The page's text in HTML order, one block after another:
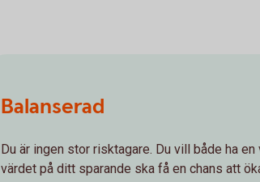
Balanserad
Du är ingen stor risktagare. Du vill både ha
värdet på ditt sparande ska få en chans att